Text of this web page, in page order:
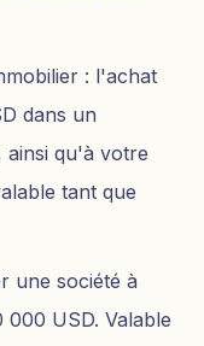
: l'achat
dans un
ainsi qu'à votre
tant que
une société à
USD. Valable